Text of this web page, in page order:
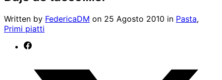
Written by FedericaDM on 25 Agosto 2010 in Pasta,
Primi piatti